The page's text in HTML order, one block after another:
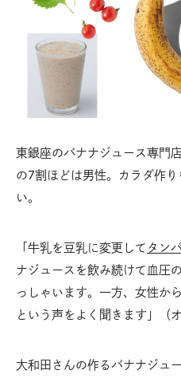
東銀座のバナナジュース専門
の7割ほどは男性。カラダ作
い。
「牛乳を豆乳に変更して タン
ナジュースを飲み続けて血圧
っしゃいます。一方、女性か
という声をよく聞きます」（
大和田さんの作るバナナジュ